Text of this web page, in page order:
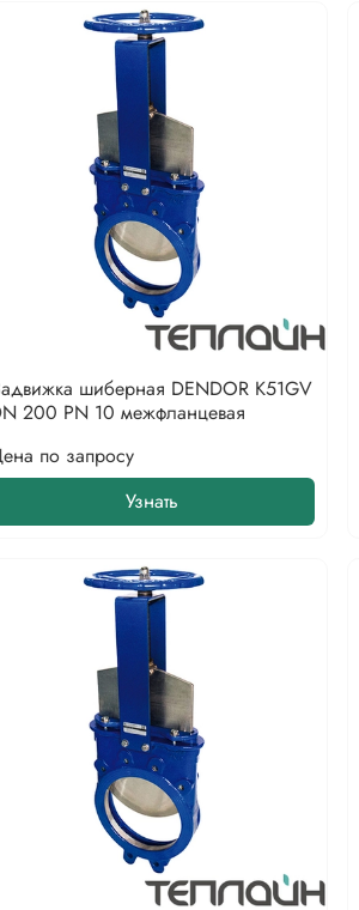
шиберная DENDOR K51GV
200 PN 10 межфланцевая
по запросу
Узнать